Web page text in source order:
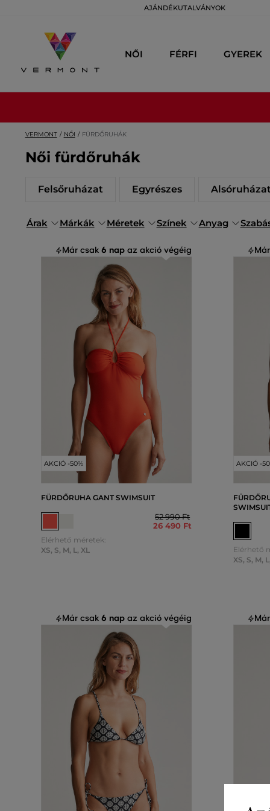
AJÁNDÉKUTALVÁNYOK
NŐI FÉRFI GYEREK
VERMONT NŐI FÜRDŐRUHÁK
Női fürdőruhák
Felsőruházat Egyrészes
Árak Márkák Méretek Színek Anyag
Már csak6 nap az akció végéig
AKCIÓ -50%
FÜRDŐRUHA GANT SWIMSUIT
52 990 Ft
26 490 Ft
Elérhető méretek:
XS, S, M, L, XL
AKCIÓ -
Elérhető
XS, S, M, L
Már csak6 nap az akció végéig